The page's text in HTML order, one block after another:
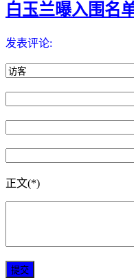
白玉兰曝入围名
发表评论:
正文(*)